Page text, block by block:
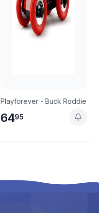
Playforever - Buck Roddie
6495